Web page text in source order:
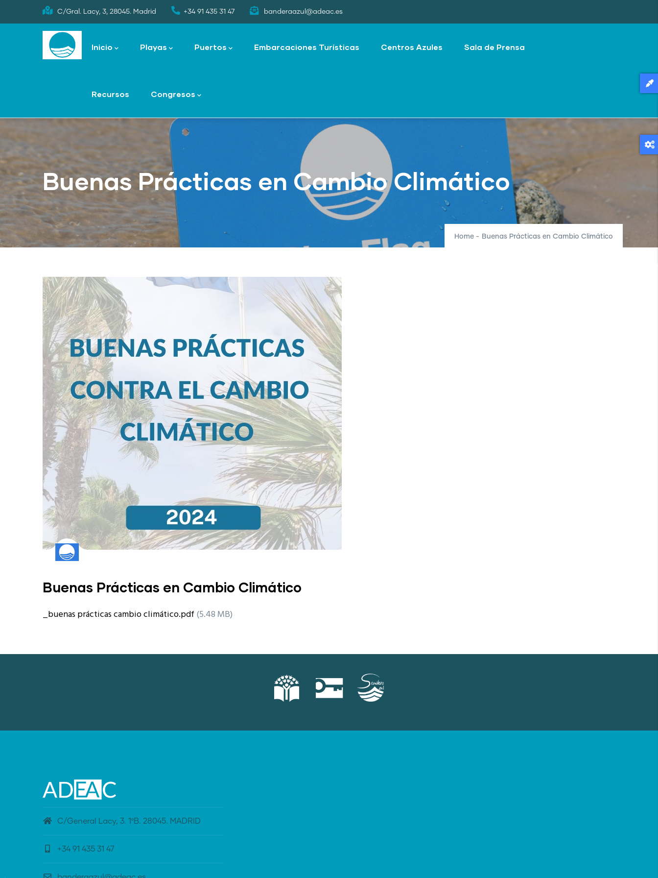
to
C/Gral. Lacy, 3, 28045. Madrid +34 91 435 31 47 banderaazul@adeac.es
navigation
Inicio Playas Puertos Embarcaciones Turísticas Centros Azules Sala de Prensa
Recursos Congresos
Buenas Prácticas en Cambio Climático
Home - Buenas Prácticas en Cambio Climático
Buenas Prácticas en Cambio Climático
_buenas prácticas cambio climático.pdf (5.48 MB)
C/General Lacy, 3. 1ºB. 28045. MADRID
+34 91 435 31 47